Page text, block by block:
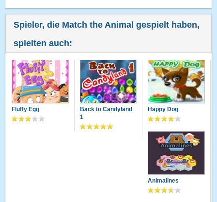
Spieler, die Match the Animal gespielt haben,
spielten auch:
Fluffy Egg
Back to Candyland
1
Happy Dog
Animalines